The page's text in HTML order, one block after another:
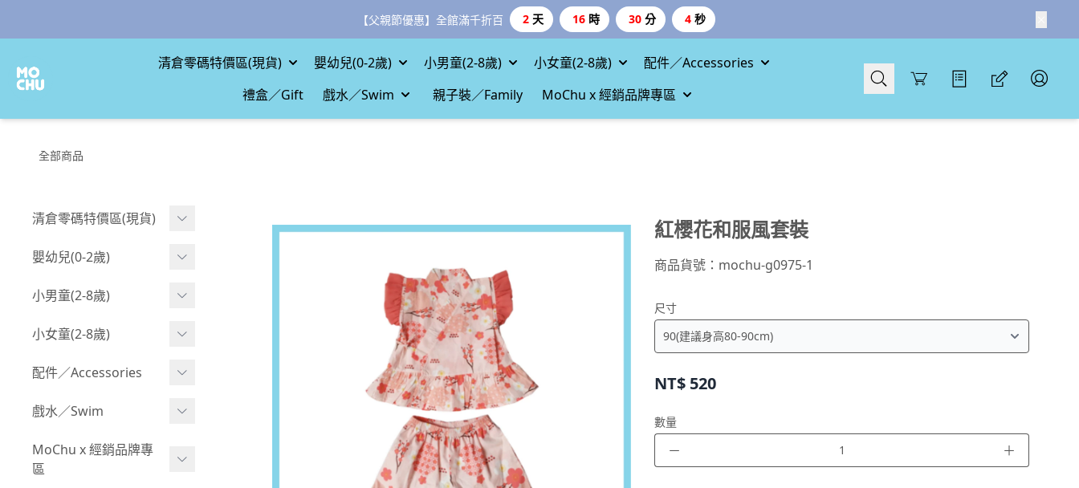
【父親節優惠】全館滿千折百 2 天 16 時 30 分 2 秒
清倉零碼特價區(現貨) 嬰幼兒(0-2歲) 小男童(2-8歲) 小女童(2-8歲)
配件／Accessories
禮盒／Gift
戲水／Swim 親子裝／Family MoChu x 經銷品牌專區
Cart
全部商品
清倉零碼特價區(現貨)
現貨.寶寶
現貨.男童
嬰幼兒(0-2歲)
BABY 包屁衣(短袖)
BABY 包屁衣(長袖)
BABY 外套
BABY 上身(短袖)
小男童(2-8歲)
Boy 上身(短袖)
Boy 上身(長袖)
Boy 套裝(短袖)
小女童(2-8歲)
Girl 上身(短袖)
Girl 上身(長袖)
Girl 下身(長褲)
配件／Accessories
Acc 口水巾
Acc 襪子
戲水／Swim
泳裝
泳具
MoChu x 經銷品牌專
區
紅櫻花和服風套裝
商品貨號： mochu-g0975-1
尺寸
NT$ 520
數量
－ ＋